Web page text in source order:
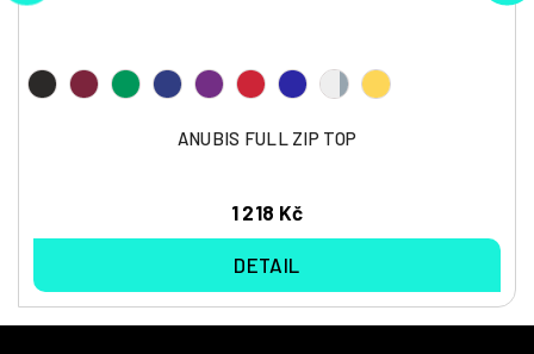
ANUBIS FULL ZIP TOP
1 218 Kč
DETAIL